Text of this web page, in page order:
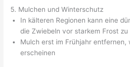
5. Mulchen und Winterschutz
In kälteren Regionen kann eine
die Zwiebeln vor starkem Frost zu
Mulch erst im Frühjahr entfernen,
erscheinen